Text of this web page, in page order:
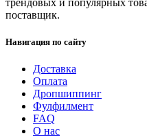
поставщик.
Навигация по сайту
Доставка
Оплата
Дропшиппинг
Фулфилмент
FAQ
О нас